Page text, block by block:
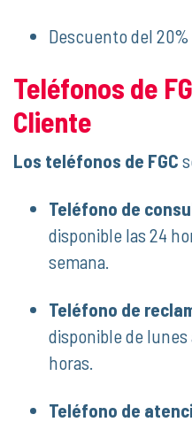
Descuento del
Teléfonos de
Cliente
Los teléfonos de FGC
Teléfono de
disponible las 24
semana.
Teléfono de
disponible de lunes
horas.
Teléfono de